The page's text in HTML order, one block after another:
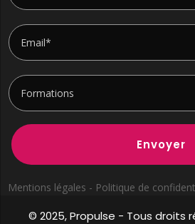
Envoyer
Mentions légales - Politique de
© 2025, Propulse - Tous droits